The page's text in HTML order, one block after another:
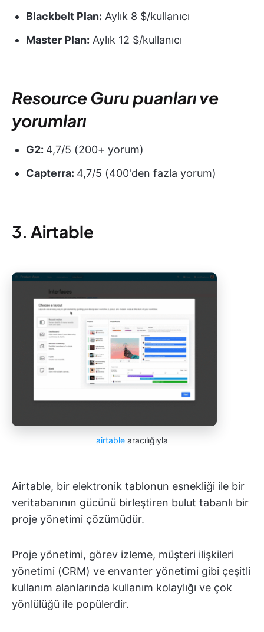
Blackbelt Plan: Aylık 8 $/kullanıcı
Master Plan: Aylık 12 $/kullanıcı
Resource Guru puanları ve
yorumları
G2: 4,7/5 (200+ yorum)
Capterra: 4,7/5 (400'den fazla yorum)
3. Airtable
airtable aracılığıyla
Airtable, bir elektronik tablonun esnekliği ile bir
veritabanının gücünü birleştiren bulut tabanlı bir
proje yönetimi çözümüdür.
Proje yönetimi, görev izleme, müşteri ilişkileri
yönetimi (CRM) ve envanter yönetimi gibi çeşitli
kullanım alanlarında kullanım kolaylığı ve çok
yönlülüğü ile popülerdir.